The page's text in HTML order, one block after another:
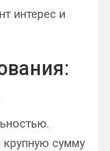
интерес и
сумму